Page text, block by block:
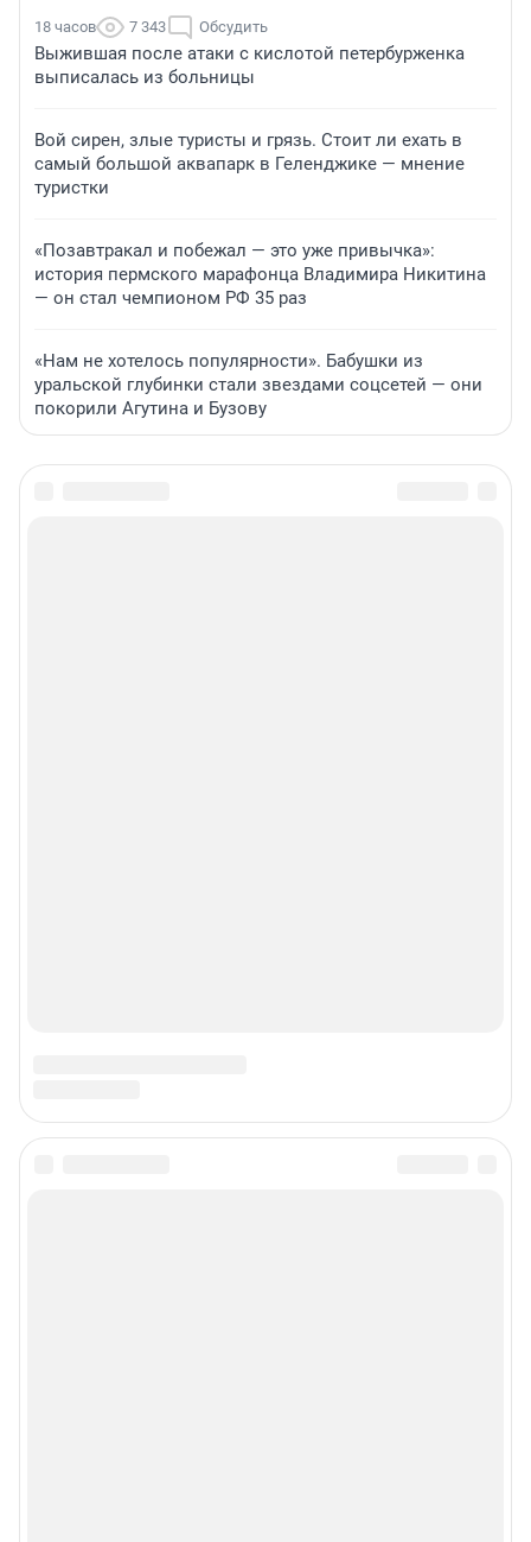
18 часов 7 343 Обсудить
Выжившая после атаки с кислотой петербурженка
выписалась из больницы
Вой сирен, злые туристы и грязь. Стоит ли ехать в
самый большой аквапарк в Геленджике — мнение
туристки
«Позавтракал и побежал — это уже привычка»:
история пермского марафонца Владимира Никитина
— он стал чемпионом РФ 35 раз
«Нам не хотелось популярности». Бабушки из
уральской глубинки стали звездами соцсетей — они
покорили Агутина и Бузову